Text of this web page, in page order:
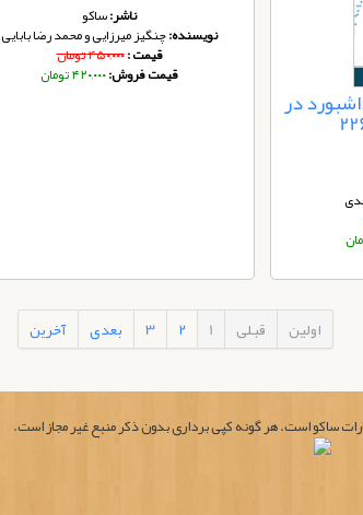
در
ناشر:ساکو
نویسنده:چنگیز میرزایی و محمد رضا بابایی
قیمت :۴۵۰,۰۰۰ تومان
قیمت فروش:۴۲۰,۰۰۰ تومان
اولین قبلی 1
2
3 بعدی آخرین
ساکو است. هر گونه کپی برداری بدون ذکر منبع غیر مجاز است.